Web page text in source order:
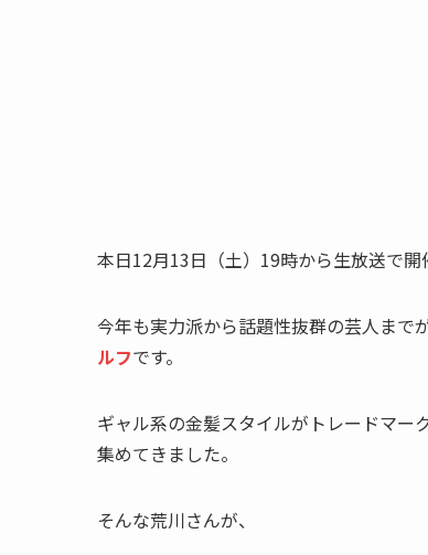
本日12月13日（土）19時から生放送で開
今年も実力派から話題性抜群の芸人まで
ルフです。
ギャル系の金髪スタイルがトレードマー
集めてきました。
そんな荒川さんが、